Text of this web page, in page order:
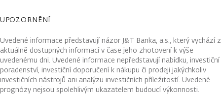
UPOZORNĚNÍ
Uvedené informace představují názor J&T Banka, a.s., který vychází z
aktuálně dostupných informací v čase jeho zhotovení k výše
uvedenému dni. Uvedené informace nepředstavují nabídku, investiční
poradenství, investiční doporučení k nákupu či prodeji jakýchkoliv
investičních nástrojů ani analýzu investičních příležitostí. Uvedené
prognózy nejsou spolehlivým ukazatelem budoucí výkonnosti.